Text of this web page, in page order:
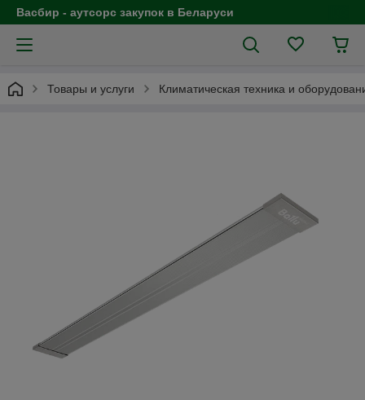
Васбир - аутсорс закупок в Беларуси
Товары и услуги Климатическая техника и